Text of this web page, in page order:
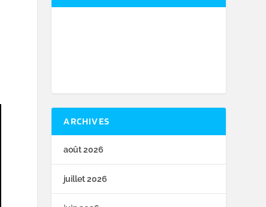
ARCHIVES
août 2026
juillet 2026